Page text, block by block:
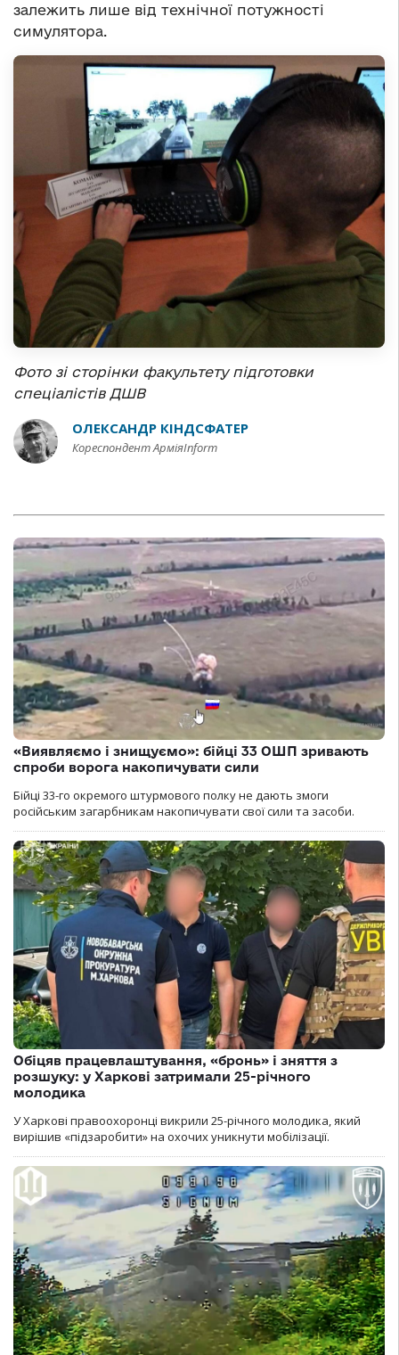
залежить лише від технічної потужності
симулятора.
Фото зі сторінки факультету підготовки
спеціалістів ДШВ
ОЛЕКСАНДР КІНДСФАТЕР
Кореспондент АрміяInform
«Виявляємо і знищуємо»: бійці 33 ОШП зривають
спроби ворога накопичувати сили
Бійці 33-го окремого штурмового полку не дають змоги
російським загарбникам накопичувати свої сили та засоби.
Обіцяв працевлаштування, «бронь» і зняття з
розшуку: у Харкові затримали 25-річного
молодика
У Харкові правоохоронці викрили 25-річного молодика, який
вирішив «підзаробити» на охочих уникнути мобілізації.